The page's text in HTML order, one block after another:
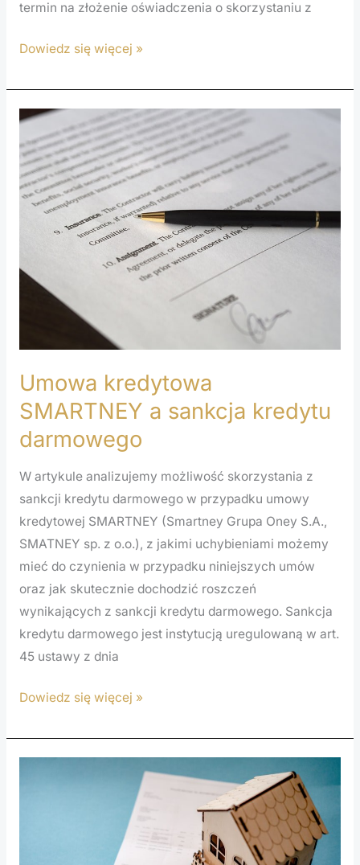
termin na złożenie oświadczenia o skorzystaniu z
Dowiedz się więcej »
Umowa kredytowa
SMARTNEY a sankcja kredytu
darmowego
W artykule analizujemy możliwość skorzystania z
sankcji kredytu darmowego w przypadku umowy
kredytowej SMARTNEY (Smartney Grupa Oney S.A.,
SMATNEY sp. z o.o.), z jakimi uchybieniami możemy
mieć do czynienia w przypadku niniejszych umów
oraz jak skutecznie dochodzić roszczeń
wynikających z sankcji kredytu darmowego. Sankcja
kredytu darmowego jest instytucją uregulowaną w art.
45 ustawy z dnia
Umowa
kredytowa
SMARTNEY
a
sankcja
kredytu
Dowiedz się więcej »